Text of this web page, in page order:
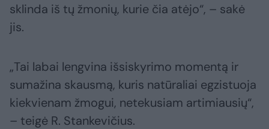
sklinda iš tų žmonių, kurie čia atėjo“, – sakė
jis.
„Tai labai lengvina išsiskyrimo momentą ir
sumažina skausmą, kuris natūraliai egzistuoja
kiekvienam žmogui, netekusiam artimiausių“,
– teigė R. Stankevičius.